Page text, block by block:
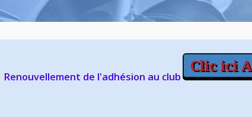
Renouvellement de l'adhésion au club